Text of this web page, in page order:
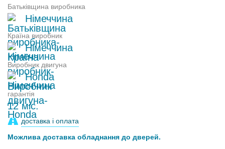
Батьківщина виробника
Німеччина
Країна виробник
Німеччина
Виробник двигуна
Honda
гарантія
12 міс.
доставка і оплата
Можлива доставка обладнання до дверей.